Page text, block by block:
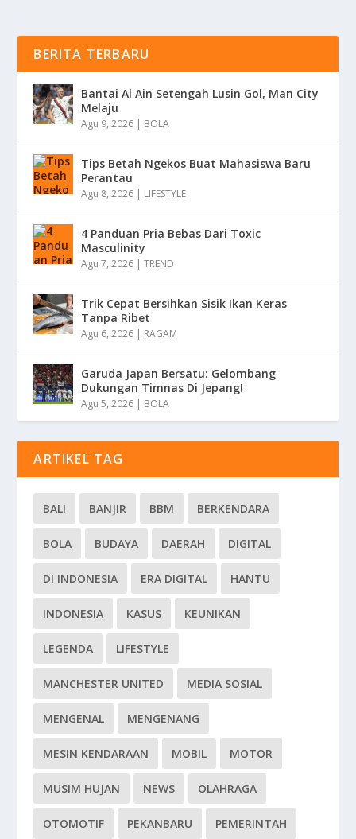
BERITA TERBARU
Bantai Al Ain Setengah Lusin Gol, Man City
Melaju
Agu 9, 2026 | BOLA
Tips Betah Ngekos Buat Mahasiswa Baru
Perantau
Agu 8, 2026 | LIFESTYLE
4 Panduan Pria Bebas Dari Toxic
Masculinity
Agu 7, 2026 |TREND
Trik Cepat Bersihkan Sisik Ikan Keras
Tanpa Ribet
Agu 6, 2026 | RAGAM
Garuda Japan Bersatu: Gelombang
Dukungan Timnas Di Jepang!
Agu 5, 2026 | BOLA
ARTIKEL TAG
BALI BANJIR BBM BERKENDARA
BOLA BUDAYA DAERAH DIGITAL
DI INDONESIA ERA DIGITAL HANTU
INDONESIA KASUS KEUNIKAN
LEGENDA LIFESTYLE
MANCHESTER UNITED MEDIA SOSIAL
MENGENAL MENGENANG
MESIN KENDARAAN MOBIL MOTOR
MUSIM HUJAN NEWS OLAHRAGA
OTOMOTIF PEKANBARU PEMERINTAH